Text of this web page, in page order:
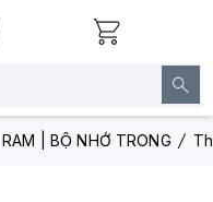
RAM | BỘ NHỚ TRONG